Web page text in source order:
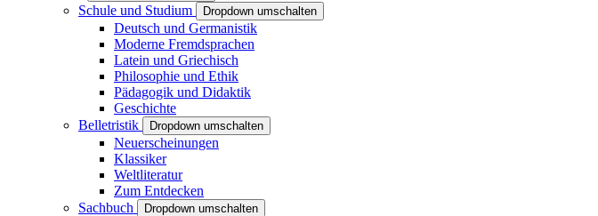
Schule und Studium Dropdown umschalten
Deutsch und Germanistik
Moderne Fremdsprachen
Latein und Griechisch
Philosophie und Ethik
Pädagogik und Didaktik
Geschichte
Belletristik
Dropdown umschalten
Neuerscheinungen
Klassiker
Weltliteratur
Zum Entdecken
Sachbuch
Dropdown umschalten